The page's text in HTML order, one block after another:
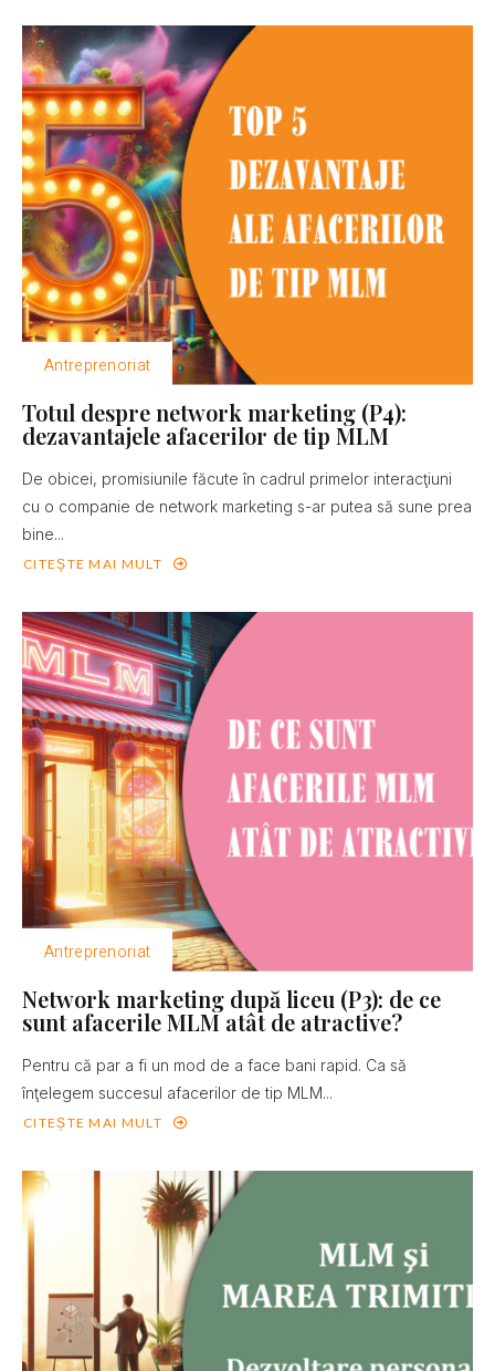
Antreprenoriat
Totul despre network marketing (P4):
dezavantajele afacerilor de tip MLM
De obicei, promisiunile făcute în cadrul primelor interacţiuni
cu o companie de network marketing s-ar putea să sune prea
bine...
CITEȘTE MAI MULT
Antreprenoriat
Network marketing după liceu (P3): de ce
sunt afacerile MLM atât de atractive?
Pentru că par a fi un mod de a face bani rapid. Ca să
înţelegem succesul afacerilor de tip MLM...
CITEȘTE MAI MULT